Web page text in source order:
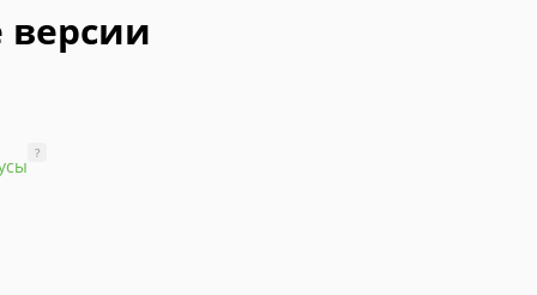
версии
?